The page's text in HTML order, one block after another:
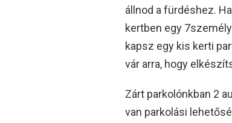
állnod a fürdéshez.
kertben egy
kapsz egy kis kerti
vár arra, hogy
Zárt parkolónkban 2
van parkolási